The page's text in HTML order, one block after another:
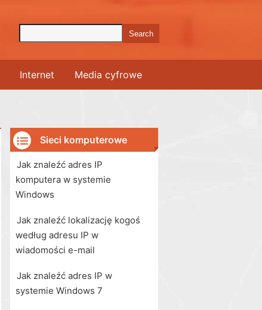
Internet Media cyfrowe
Sieci komputerowe
Jak znaleźć adres IP
komputera w systemie
Windows
Jak znaleźć lokalizację kogoś
według adresu IP w
wiadomości e-mail
Jak znaleźć adres IP w
systemie Windows 7